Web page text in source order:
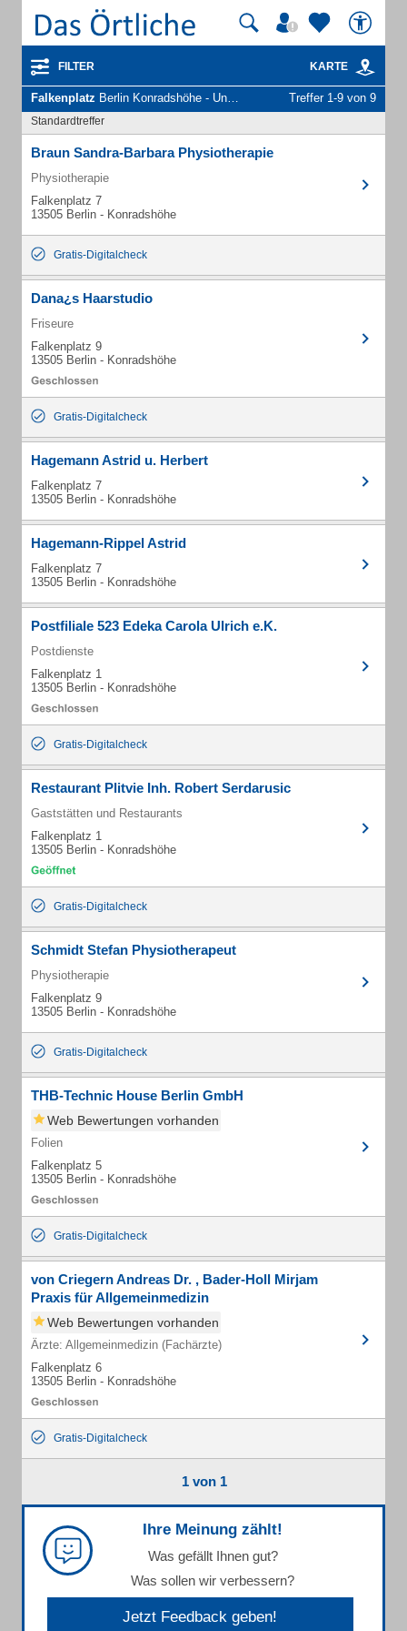
FILTER KARTE
Falkenplatz Berlin Konradshöhe - Unternehmen und Personen Treffer 1-9 von 9
Standardtreffer
Braun Sandra-Barbara Physiotherapie
Physiotherapie
Falkenplatz 7
13505 Berlin - Konradshöhe
Gratis-Digitalcheck
Dana¿s Haarstudio
Friseure
Falkenplatz 9
13505 Berlin - Konradshöhe
Gratis-Digitalcheck
Hagemann Astrid u. Herbert
Falkenplatz 7
13505 Berlin - Konradshöhe
Hagemann-Rippel Astrid
Falkenplatz 7
13505 Berlin - Konradshöhe
Postfiliale 523 Edeka Carola Ulrich e.K.
Postdienste
Falkenplatz 1
13505 Berlin - Konradshöhe
Gratis-Digitalcheck
Restaurant Plitvie Inh. Robert Serdarusic
Gaststätten und Restaurants
Falkenplatz 1
13505 Berlin - Konradshöhe
Gratis-Digitalcheck
Schmidt Stefan Physiotherapeut
Physiotherapie
Falkenplatz 9
13505 Berlin - Konradshöhe
Gratis-Digitalcheck
THB-Technic House Berlin GmbH
Web Bewertungen vorhanden
Folien
Falkenplatz 5
13505 Berlin - Konradshöhe
Gratis-Digitalcheck
von Criegern Andreas Dr. , Bader-Holl Mirjam
Praxis für Allgemeinmedizin
Web Bewertungen vorhanden
Ärzte: Allgemeinmedizin (Fachärzte)
Falkenplatz 6
13505 Berlin - Konradshöhe
Gratis-Digitalcheck
1 von 1
Ihre Meinung zählt!
Was gefällt Ihnen gut?
Was sollen wir verbessern?
Jetzt Feedback geben!